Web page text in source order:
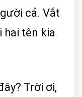
cả. Vắt
hai tên kia
Trời ơi,